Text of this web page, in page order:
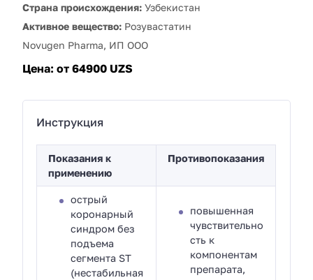
Страна происхождения: Узбекистан
Активное вещество: Розувастатин
Novugen Pharma, ИП ООО
Цена: от 64900 UZS
Инструкция
Показания к
применению
Противопоказания
острый
коронарный
синдром без
подъема
сегмента ST
(нестабильная
повышенная
чувствительно
сть к
компонентам
препарата,